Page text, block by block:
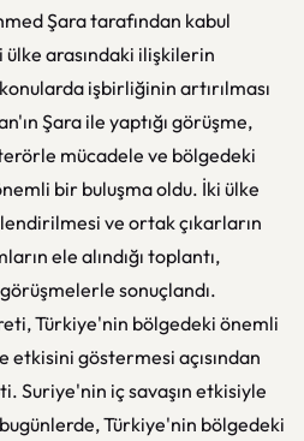
Şara tarafından kabul
arasındaki ilişkilerin
işbirliğinin artırılması
Şara ile yaptığı görüşme,
mücadele ve bölgedeki
bir buluşma oldu. İki ülke
ve ortak çıkarların
ele alındığı toplantı,
görüşmelerle sonuçlandı.
Türkiye'nin bölgedeki önemli
etkisini göstermesi açısından
Suriye'nin iç savaşın etkisiyle
Türkiye'nin bölgedeki